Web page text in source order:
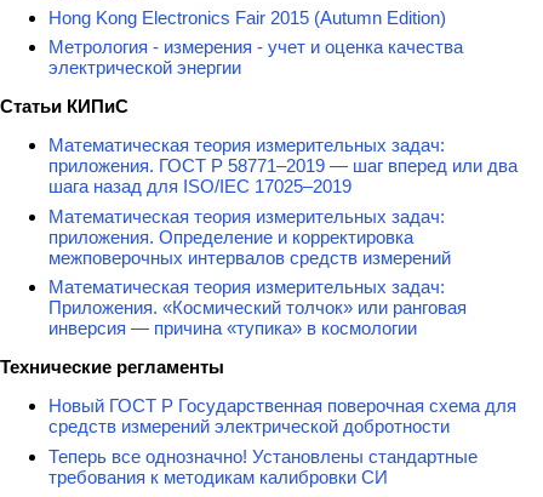
Hong Kong Electronics Fair 2015 (Autumn Edition)
Метрология - измерения - учет и оценка качества
электрической энергии
Статьи КИПиС
Математическая теория измерительных задач:
приложения. ГОСТ Р 58771–2019 — шаг вперед или два
шага назад для ISO/IEC 17025–2019
Математическая теория измерительных задач:
приложения. Определение и корректировка
межповерочных интервалов средств измерений
Математическая теория измерительных задач:
Приложения. «Космический толчок» или ранговая
инверсия — причина «тупика» в космологии
Технические регламенты
Новый ГОСТ Р Государственная поверочная схема для
средств измерений электрической добротности
Теперь все однозначно! Установлены стандартные
требования к методикам калибровки СИ